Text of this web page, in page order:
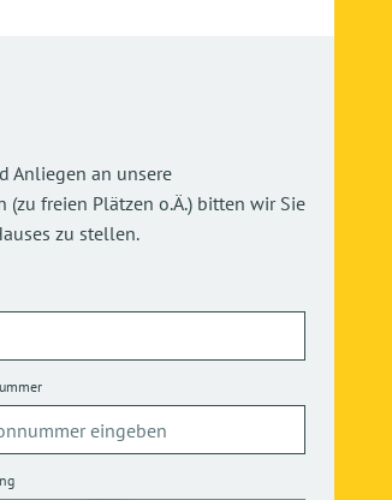
Anliegen an unsere
freien Plätzen o.Ä.) bitten wir Sie
zu stellen.